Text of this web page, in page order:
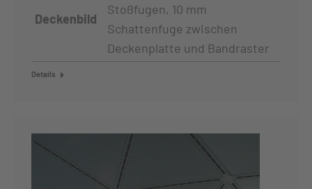
Deckenbild
Stoßfugen, 10 mm
Schattenfuge zwischen
Deckenplatte und Bandraster
Details